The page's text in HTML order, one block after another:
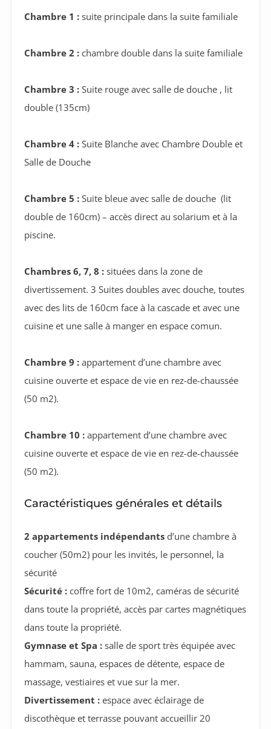
Chambre 1 : suite principale dans la suite familiale
Chambre 2 : chambre double dans la suite familiale
Chambre 3 : Suite rouge avec salle de douche , lit
double (135cm)
Chambre 4 : Suite Blanche avec Chambre Double et
Salle de Douche
Chambre 5 : Suite bleue avec salle de douche (lit
double de 160cm) – accès direct au solarium et à la
piscine.
Chambres 6, 7, 8 : situées dans la zone de
divertissement. 3 Suites doubles avec douche, toutes
avec des lits de 160cm face à la cascade et avec une
cuisine et une salle à manger en espace comun.
Chambre 9 : appartement d’une chambre avec
cuisine ouverte et espace de vie en rez-de-chaussée
(50 m2).
Chambre 10 : appartement d’une chambre avec
cuisine ouverte et espace de vie en rez-de-chaussée
(50 m2).
Caractéristiques générales et détails
2 appartements indépendants d’une chambre à
coucher (50m2) pour les invités, le personnel, la
sécurité
Sécurité : coffre fort de 10m2, caméras de sécurité
dans toute la propriété, accès par cartes magnétiques
dans toute la propriété.
Gymnase et Spa : salle de sport très équipée avec
hammam, sauna, espaces de détente, espace de
massage, vestiaires et vue sur la mer.
Divertissement : espace avec éclairage de
discothèque et terrasse pouvant accueillir 20